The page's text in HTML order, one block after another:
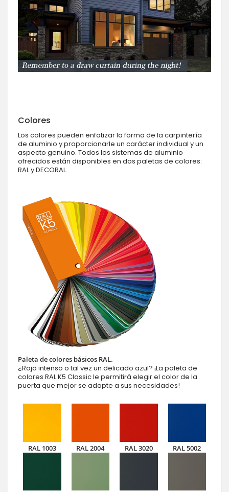
Colores
Los colores pueden enfatizar la forma de la carpintería
de aluminio y proporcionarle un carácter individual y un
aspecto genuino. Todos los sistemas de aluminio
ofrecidos están disponibles en dos paletas de colores:
RAL y DECORAL.
Paleta de colores básicos RAL.
¿Rojo intenso o tal vez un delicado azul? ¡La paleta de
colores RAL K5 Classic le permitirá elegir el color de la
puerta que mejor se adapte a sus necesidades!
RAL 1003 RAL 2004 RAL 3020 RAL 5002